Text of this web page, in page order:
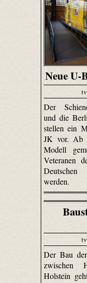
Neue
Der
und die
stellen ein
JK vor. Ab
Modell
Veteranen
Deutschen
werden.
Der Bau
zwischen
Holstein